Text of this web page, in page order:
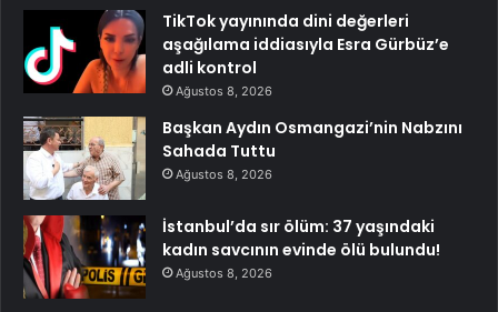
TikTok yayınında dini değerleri
aşağılama iddiasıyla Esra Gürbüz’e
adli kontrol
Ağustos 8, 2026
Başkan Aydın Osmangazi’nin Nabzını
Sahada Tuttu
Ağustos 8, 2026
İstanbul’da sır ölüm: 37 yaşındaki
kadın savcının evinde ölü bulundu!
Ağustos 8, 2026